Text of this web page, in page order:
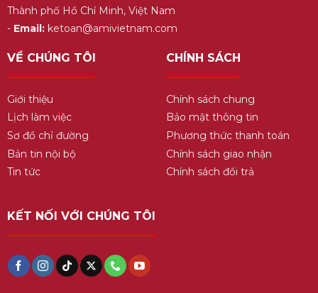
Thành phố Hồ Chí Minh, Việt Nam
- Email:ketoan@amivietnam.com
VỀ CHÚNG TÔI
Giới thiệu
Lịch làm việc
Sơ đồ chỉ đường
Bản tin nội bộ
Tin tức
CHÍNH SÁCH
Chính sách chung
Bảo mật thông tin
Phương thức thanh toán
Chính sách giao nhận
Chính sách đổi trả
KẾT NỐI VỚI CHÚNG TÔI